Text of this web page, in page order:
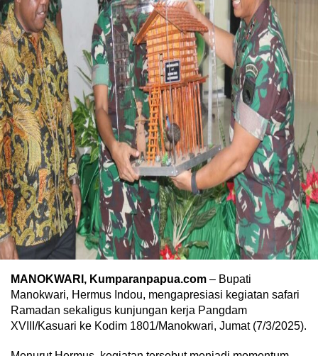
MANOKWARI, Kumparanpapua.com – Bupati
Manokwari, Hermus Indou, mengapresiasi kegiatan safari
Ramadan sekaligus kunjungan kerja Pangdam
XVIII/Kasuari ke Kodim 1801/Manokwari, Jumat (7/3/2025).